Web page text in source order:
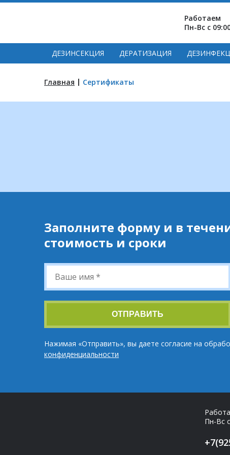
Работаем
Пн-Вс с
ДЕЗИНСЕКЦИЯ ДЕРАТИЗАЦИЯ
Главная | Сертификаты
Заполните форму и в
стоимость и сроки
Ваше
имя
*
ОТПРАВИТЬ
Нажимая «Отправить», вы даете согласие на
конфиденциальности
Пн-Вс